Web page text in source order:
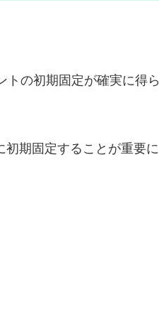
トの初期固定が確実に得ら
初期固定することが重要に